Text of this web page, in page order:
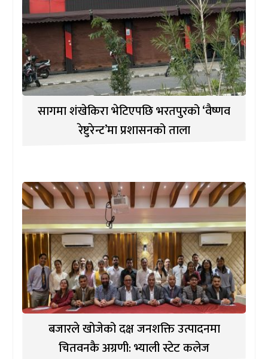
सागमा शंखेकिरा भेटिएपछि भरतपुरको ‘वैष्णव
रेष्टुरेन्ट’मा प्रशासनको ताला
बजारले खोजेको दक्ष जनशक्ति उत्पादनमा
चितवनकै अग्रणी: भ्याली स्टेट कलेज